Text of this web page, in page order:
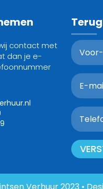
contact met
dan je e-